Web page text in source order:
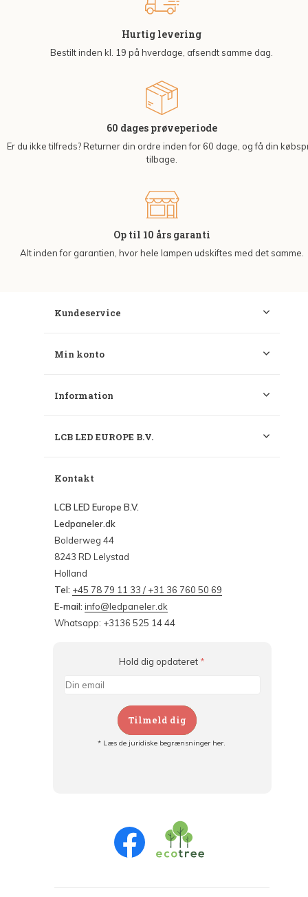
Hurtig levering
Bestilt inden kl. 19 på hverdage, afsendt samme dag.
60 dages prøveperiode
Er du ikke tilfreds? Returner din ordre inden for 60 dage, og få din
tilbage.
Op til 10 års garanti
Alt inden for garantien, hvor hele lampen udskiftes med det samme.
Kundeservice
Min konto
Information
LCB LED EUROPE B.V.
Kontakt
LCB LED Europe B.V.
Ledpaneler.dk
Bolderweg 44
8243 RD Lelystad
Holland
Tel: +45 78 79 11 33 / +31 36 760 50 69
E-mail: info@ledpaneler.dk
Whatsapp: +3136 525 14 44
Hold dig opdateret *
Tilmeld dig
* Læs de juridiske begrænsninger her.